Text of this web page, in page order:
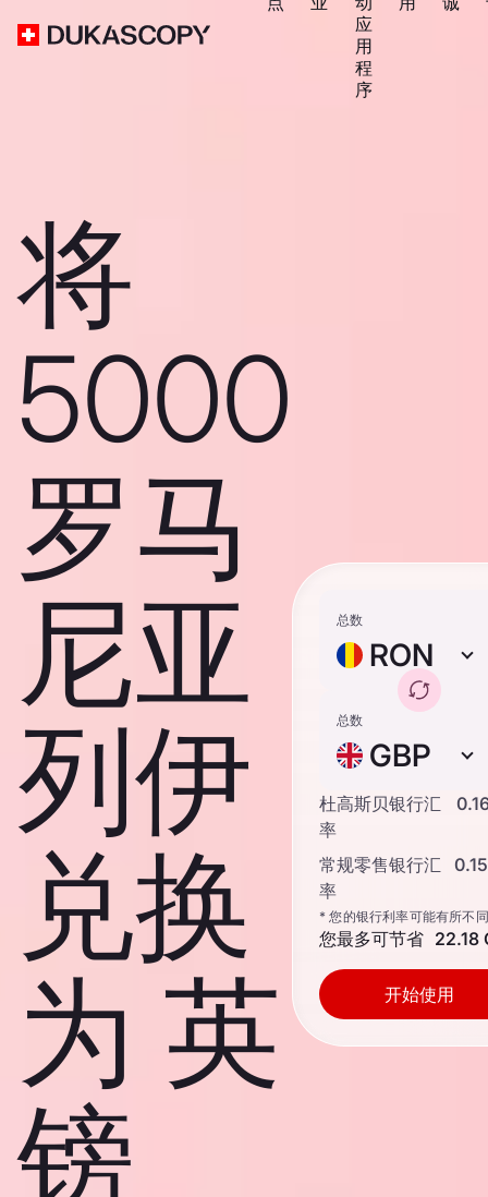
应
用
程
序
将
5000
罗马
尼亚
列伊
兑换
为 英
镑
总数
RON
总数
GBP
杜高斯贝银行汇
率
常规零售银行汇
率
* 您的银行利率可能有所不同
您最多可节省 22.18
开始使用